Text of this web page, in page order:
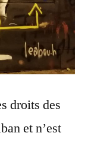
droits des
et n’est